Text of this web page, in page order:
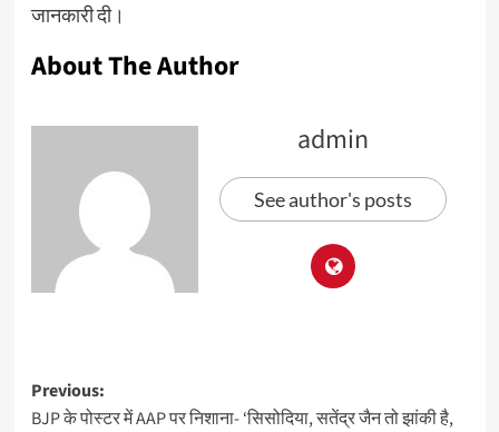
जानकारी दी।
About The Author
admin
See author's posts
Previous:
BJP के पोस्टर में AAP पर निशाना- ‘सिसोदिया, सतेंद्र जैन तो झांकी है,